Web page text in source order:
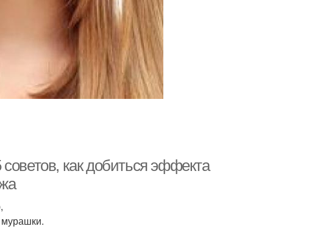
как добиться эффекта
мурашки.